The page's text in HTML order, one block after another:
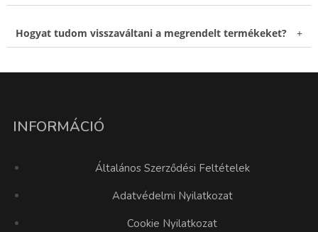
Hogyat tudom visszaváltani a megrendelt termékeket?
INFORMÁCIÓ
Általános Szerződési Feltételek
Adatvédelmi Nyilatkozat
Cookie Nyilatkozat